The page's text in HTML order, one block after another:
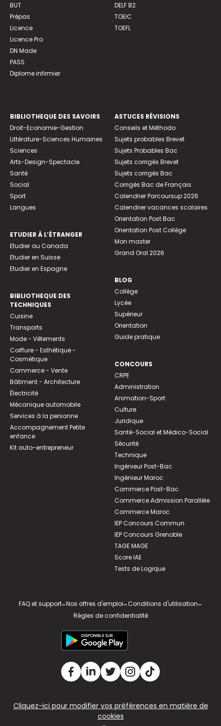
BUT
Prépas
Licence
Licence Pro
DN Made
PASS
Diplome infirmier
DELF B2
TOEIC
TOEFL
BIBLIOTHEQUE DES SAVOIRS
Droit-Economie-Gestion
Littérature-Sciences Humaines
Sciences
Arts-Design-Spectacle
Santé
Social
Sport
Langues
ETUDIER À L’ÉTRANGER
Etudier au Canada
Etudier en Suisse
Etudier en Espagne
BIBLIOTHEQUE DES
TECHNIQUES
Cuisine
Transports
Mode - Vêtements
Coiffure - Esthétique -
Cosmétique
Commerce - Vente
Bâtiment - Architecture
Électricité
Mécanique automobile
Services à la personne
Accompagnement Petite
enfance
Kit auto-entrepreneur
ASTUCES RÉVISIONS
Conseils et Méthodo
Sujets probables Brevet
Sujets Probables Bac
Sujets corrigés Brevet
Sujets corrigés Bac
Corrigés Bac de Français
Calendrier Parcoursup 2026
Calendrier vacances scolaires
Orientation Post Bac
Orientation Post Collège
Mon master
Grand Oral 2026
BLOG
Collège
Lycée
Supérieur
Orientation
Guide pratique
CONCOURS
CRPE
Administration
Animation-Sport
Culture
Juridique
Santé-Social et Médico-Social
Sécurité
Technique
Ingénieur Post-Bac
Ingénieur Maroc
Commerce Post-Bac
Commerce Admission Parallèle
Commerce Maroc
IEP Concours Commun
IEP Concours Grenoble
TAGE MAGE
Score IAE
Tests de Logique
FAQ et support-Nos offres d'emploi-Conditions d'utilisation-
Règles de confidentialité
Cliquez-ici pour modifier vos préférences en matière de
cookies